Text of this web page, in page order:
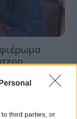
third parties, or